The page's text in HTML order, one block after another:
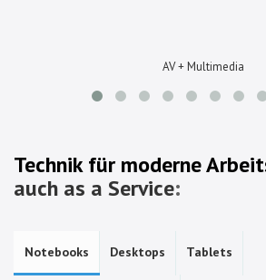
AV + Multimedia
Technik für moderne
auch as a Service:
Notebooks Desktops Tablets